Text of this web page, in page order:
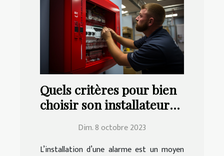
Quels critères pour bien
choisir son installateur
Dim. 8 octobre 2023
L’installation d’une alarme est un moyen